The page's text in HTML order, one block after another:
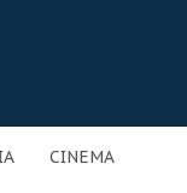
CINEMA